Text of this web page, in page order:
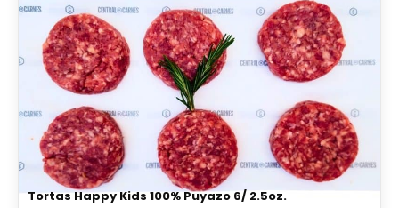
Tortas Happy Kids 100% Puyazo 6/ 2.5oz.